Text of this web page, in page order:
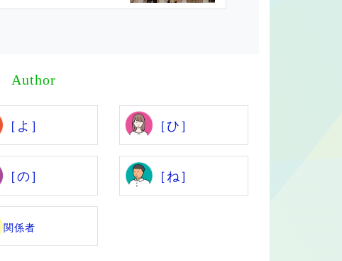
Author
［よ］ ［ひ］
［の］ ［ね］
関係者